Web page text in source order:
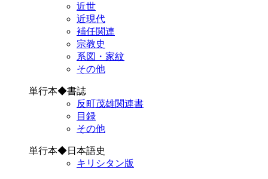
近世
近現代
補任関連
宗教史
系図・家紋
その他
単行本◆書誌
反町茂雄関連書
目録
その他
単行本◆日本語史
キリシタン版